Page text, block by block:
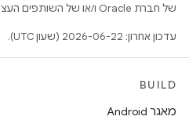
של חברת Oracle ו/או של השותפים העצמאיים שלה.
עדכון אחרון: 2026-06-22 (שעון UTC).
BUILD
מאגר Android